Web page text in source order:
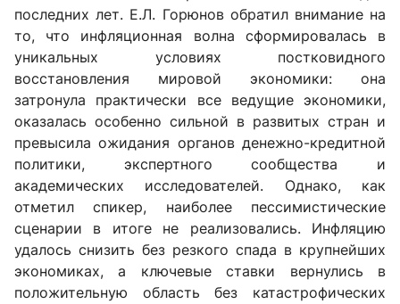
последних лет. Е.Л. Горюнов обратил внимание на
то, что инфляционная волна сформировалась в
уникальных условиях постковидного
восстановления мировой экономики: она
затронула практически все ведущие экономики,
оказалась особенно сильной в развитых стран и
превысила ожидания органов денежно-кредитной
политики, экспертного сообщества и
академических исследователей. Однако, как
отметил спикер, наиболее пессимистические
сценарии в итоге не реализовались. Инфляцию
удалось снизить без резкого спада в крупнейших
экономиках, а ключевые ставки вернулись в
положительную область без катастрофических